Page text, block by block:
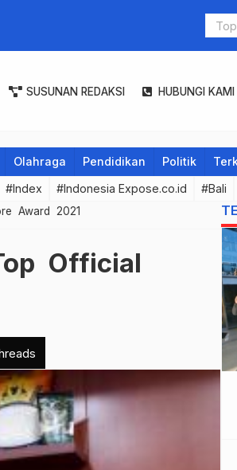
Tim
SUSUNAN REDAKSI HUBUNGI KAMI
Olahraga Pendidikan Politik
#Index #Indonesia Expose.co.id #Bali
Award 2021
Official